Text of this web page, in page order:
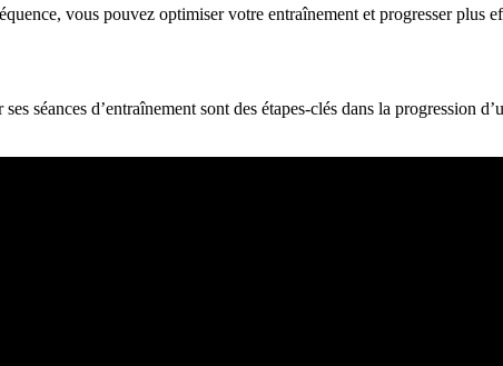
vous pouvez optimiser votre entraînement et progresser plus
séances d’entraînement sont des étapes-clés dans la progression